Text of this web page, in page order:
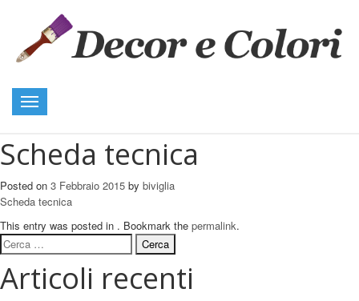
Toggle
navigation
Scheda tecnica
Posted on 3 Febbraio 2015 by biviglia
Scheda tecnica
This entry was posted in . Bookmark the permalink.
Ricerca
per:
Articoli recenti